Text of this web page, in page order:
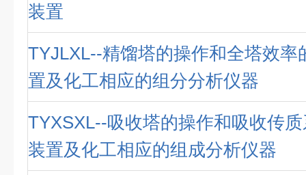
装置
TYJLXL--精馏塔的操作和全塔效率
置及化工相应的组分分析仪器
TYXSXL--吸收塔的操作和吸收传
装置及化工相应的组成分析仪器